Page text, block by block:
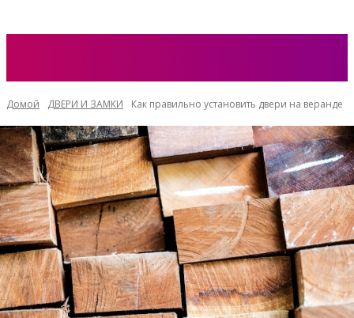
Домой ДВЕРИ И ЗАМКИ Как правильно установить двери на веранде